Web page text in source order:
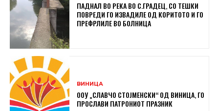
ПАДНАЛ ВО РЕКА ВО С.ГРАДЕЦ, СО ТЕШКИ
ПОВРЕДИ ГО ИЗВАДИЛЕ ОД КОРИТОТО И ГО
ПРЕФРЛИЛЕ ВО БОЛНИЦА
ВИНИЦА
ООУ „СЛАВЧО СТОЈМЕНСКИ“ ОД ВИНИЦА, ГО
ПРОСЛАВИ ПАТРОНИОТ ПРАЗНИК